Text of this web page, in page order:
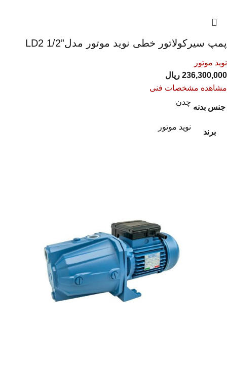
پمپ سیرکولاتور خطی نوید موتور مدل”1/2 LD2
نوید موتور
236,300,000 ریال
مشاهده مشخصات فنی
جنس بدنه
چدن
برند
نوید موتور